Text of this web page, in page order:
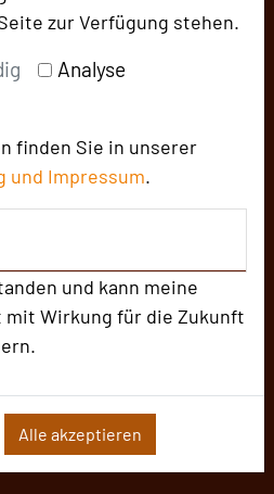
zur Verfügung stehen.
Analyse
finden Sie in unserer
und Impressum.
und kann meine
Wirkung für die Zukunft
Alle akzeptieren